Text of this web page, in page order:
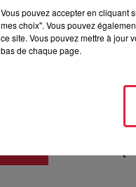
8
Vous pouvez accepter en cliquant
mes choix". Vous pouvez
ce site. Vous pouvez mettre à jour
bas de chaque page.